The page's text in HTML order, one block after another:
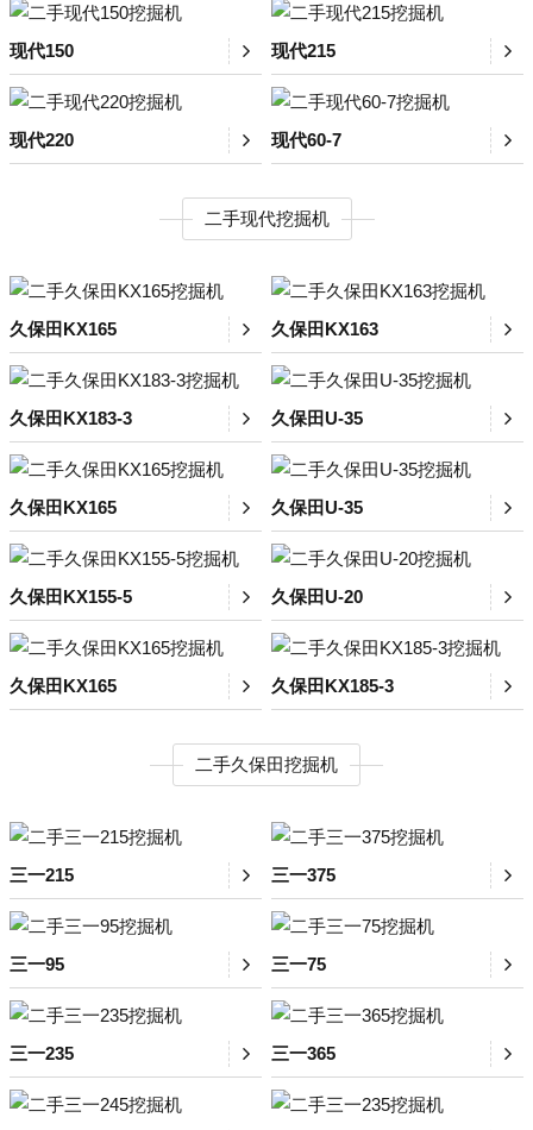
现代150 现代215
现代220 现代60-7
二手现代挖掘机
久保田KX165 久保田KX163
久保田KX183-3 久保田U-35
久保田KX165 久保田U-35
久保田KX155-5 久保田U-20
久保田KX165 久保田KX185-3
二手久保田挖掘机
三一215 三一375
三一95 三一75
三一235 三一365